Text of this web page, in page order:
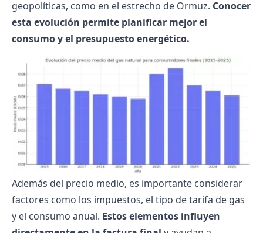
geopolíticas, como en el estrecho de Ormuz. Conocer
esta evolución permite planificar mejor el
consumo y el presupuesto energético.
Además del precio medio, es importante considerar
factores como los impuestos, el tipo detarifa de gas
y el consumo anual. Estos elementos influyen